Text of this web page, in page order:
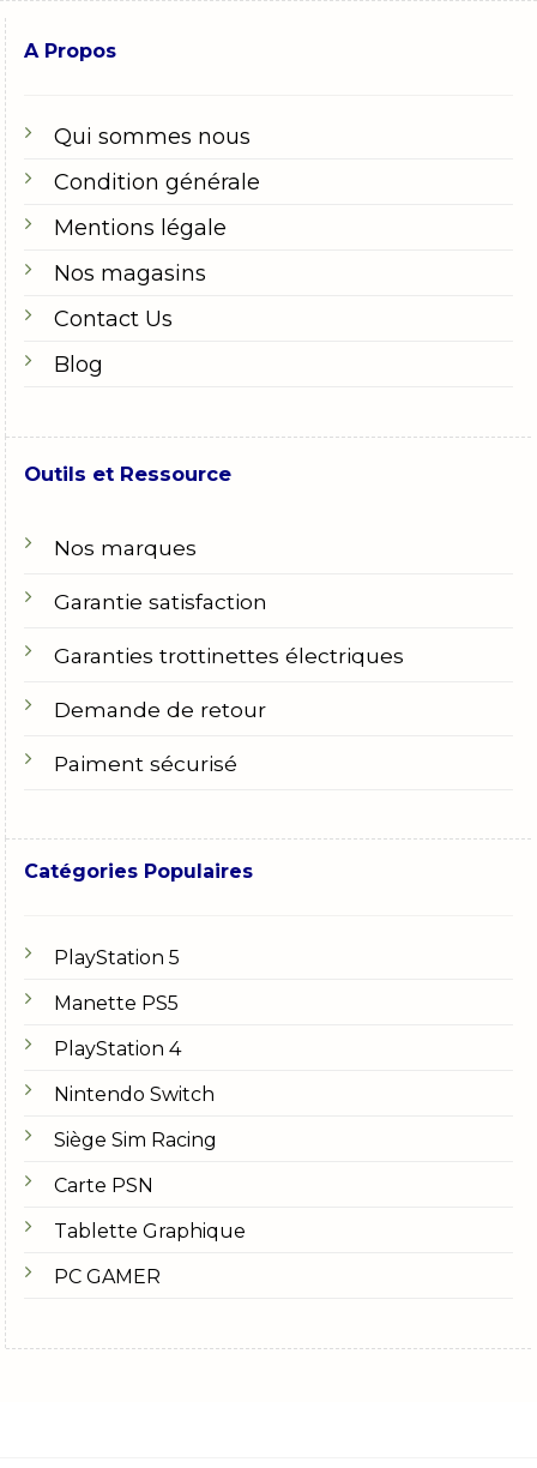
A Propos
Qui sommes nous
Condition générale
Mentions légale
Nos magasins
Contact Us
Blog
Outils et Ressource
Nos marques
Garantie satisfaction
Garanties trottinettes électriques
Demande de retour
Paiment sécurisé
Catégories Populaires
PlayStation 5
Manette PS5
PlayStation 4
Nintendo Switch
Siège Sim Racing
Carte PSN
Tablette Graphique
PC GAMER